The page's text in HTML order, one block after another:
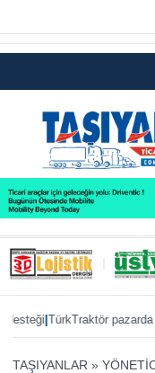
|TürkTraktör pazarda
TAŞIYANLAR »